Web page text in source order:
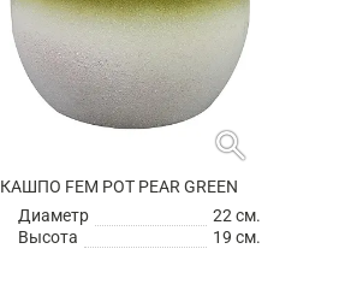
search
КАШПО FEM POT PEAR GREEN
Диаметр
22 см.
Высота
19 см.